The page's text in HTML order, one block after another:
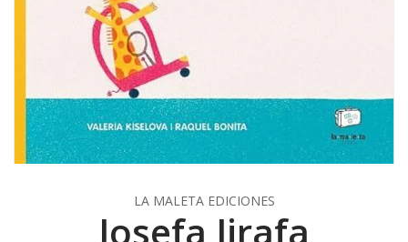
LA MALETA EDICIONES
Josefa Jirafa